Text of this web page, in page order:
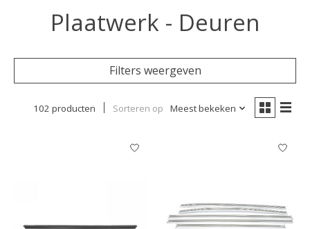
Plaatwerk - Deuren
Filters weergeven
102 producten Sorteren op Meest bekeken